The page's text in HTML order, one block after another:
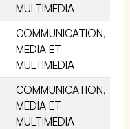
MULTIMEDIA
COMMUNICATION,
MEDIA ET
MULTIMEDIA
COMMUNICATION,
MEDIA ET
MULTIMEDIA